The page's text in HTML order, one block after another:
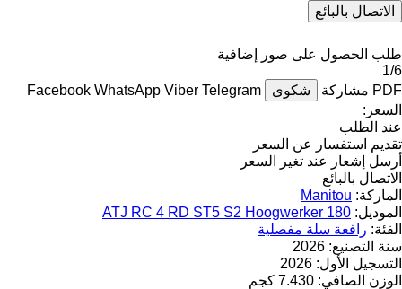
الاتصال بالبائع
طلب الحصول على صور إضافية
1/6
PDF مشاركة شكوى Facebook WhatsApp Viber Telegram
السعر:
عند الطلب
تقديم استفسار عن السعر
أرسل إشعار عند تغير السعر
الاتصال بالبائع
الماركة: Manitou
الموديل: 180 ATJ RC 4 RD ST5 S2 Hoogwerker
الفئة: رافعة سلة مفصلية
سنة التصنيع: 2026
التسجيل الأول: 2026
الوزن الصافي: 7.430 كجم